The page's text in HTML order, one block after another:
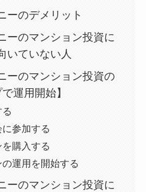
ーのデメリット
ーのマンション投資に
いていない人
ーのマンション投資の
運用開始】
参加する
購入する
運用を開始する
ーのマンション投資に